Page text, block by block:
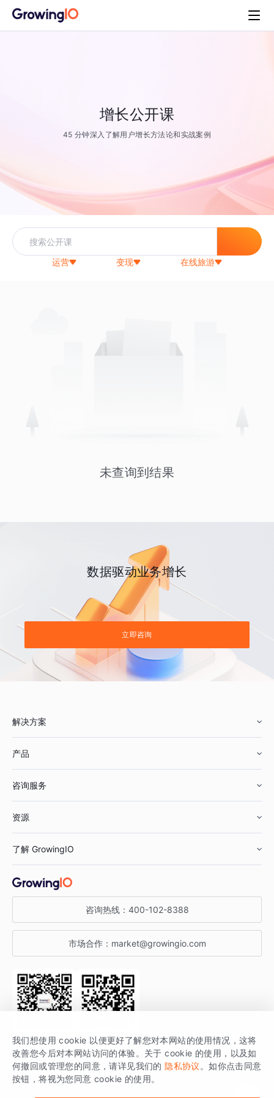
增长公开课
45 分钟深入了解用户增长方法论和实战案例
运营 变现 在线旅游
未查询到结果
数据驱动业务增长
立即咨询
解决方案
鞋服行业
汽车行业
金融行业
产品
智能运营
获客分析
咨询服务
资源
增长公开课
增长博客
开发者文档
SDK 文档
场景指南
了解 GrowingIO
关于 GrowingIO
增长大会
行业活动
咨询热线： 400-102-8388
市场合作： market@growingio.com
关注公众号 获取更多干货
GrowingIO 是专注于数据智能分析与增长的品牌，核心平台为 GrowingIO
分析云。
我们想使用 cookie 以便更好了解您对本网站的使用情况，这将
改善您今后对本网站访问的体验。关于 cookie 的使用，以及如
何撤回或管理您的同意，请详见我们的 隐私协议 。如你点击同意
按钮，将视为您同意 cookie 的使用。